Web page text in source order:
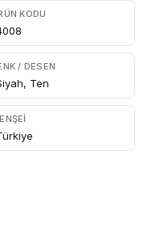
KODU
/ DESEN
Ten